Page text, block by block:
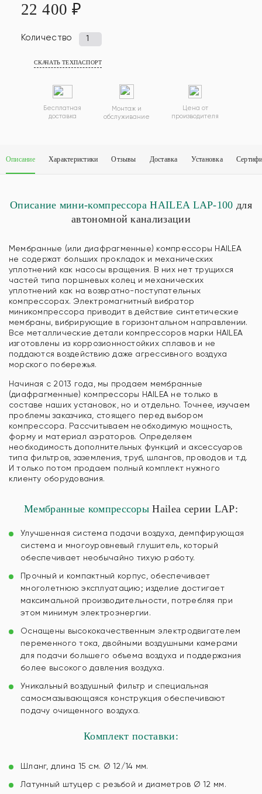
22 400 ₽
Количество Количество
Компрессор
100
СКАЧАТЬ ТЕХПАСПОРТ
Бесплатная
доставка
Монтаж и
обслуживание
Цена от
производителя
Описание Характеристики Отзывы Доставка Установка
Описание мини-компрессора HAILEA LAP-100 для
автономной канализации
Мембранные (или диафрагменные) компрессоры HAILEA
не содержат больших прокладок и механических
уплотнений как насосы вращения. В них нет трущихся
частей типа поршневых колец и механических
уплотнений как на возвратно-поступательных
компрессорах. Электромагнитный вибратор
миникомпрессора приводит в действие синтетические
мембраны, вибрирующие в горизонтальном направлении.
Все металлические детали компрессоров марки HAILEA
изготовлены из коррозионностойких сплавов и не
поддаются воздействию даже агрессивного воздуха
морского побережья.
Начиная с 2013 года, мы продаем мембранные
(диафрагменные) компрессоры HAILEA не только в
составе наших установок, но и отдельно. Точнее, изучаем
проблемы заказчика, стоящего перед выбором
компрессора. Рассчитываем необходимую мощность,
форму и материал аэраторов. Определяем
необходимость дополнительных функций и аксессуаров
типа фильтров, заземления, труб, шлангов, проводов и т.д.
И только потом продаем полный комплект нужного
клиенту оборудования.
Мембранные компрессорыHailea серии LAP:
Улучшенная система подачи воздуха, демпфирующая
система и многоуровневый глушитель, который
обеспечивает необычайно тихую работу.
Прочный и компактный корпус, обеспечивает
многолетнюю эксплуатацию; изделие достигает
максимальной производительности, потребляя при
этом минимум электроэнергии.
Оснащены высококачественным электродвигателем
переменного тока, двойными воздушными камерами
для подачи большего объема воздуха и поддержания
более высокого давления воздуха.
Уникальный воздушный фильтр и специальная
самосмазывающаяся конструкция обеспечивают
подачу очищенного воздуха.
Комплект поставки:
Шланг, длина 15 см. Ø 12/14 мм.
Латунный штуцер с резьбой и диаметров Ø 12 мм.